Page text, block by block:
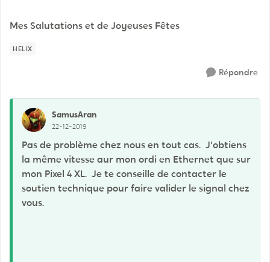
Mes Salutations et de Joyeuses Fêtes
HELIX
Répondre
SamusAran
22-12-2019
Pas de problème chez nous en tout cas. J'obtiens
la même vitesse aur mon ordi en Ethernet que sur
mon Pixel 4 XL. Je te conseille de contacter le
soutien technique pour faire valider le signal chez
vous.